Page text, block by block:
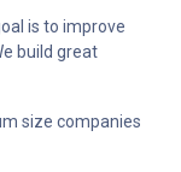
is to improve
build great
size companies